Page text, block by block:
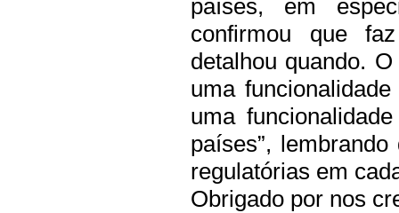
países, em
confirmou que
detalhou quando.
uma
uma
países”,
regulatórias em
Obrigado por nos